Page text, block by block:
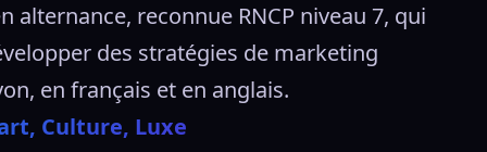
reconnue RNCP niveau 7, qui
des stratégies de marketing
en français et en anglais.
Culture, Luxe